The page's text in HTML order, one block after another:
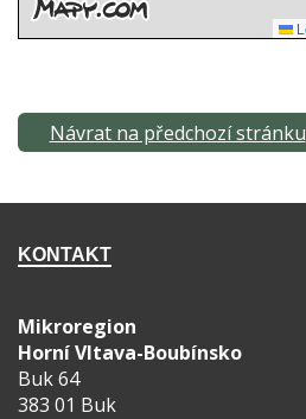
Návrat na předchozí stránku
KONTAKT
Mikroregion
Horní Vltava-Boubínsko
Buk 64
383 01 Buk